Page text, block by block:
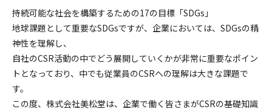
持続可能な社会を構築するための17の目標「SDGs」
地球課題として重要なSDGsですが、企業においては、SDGsの精
神性を理解し、
自社のCSR活動の中でどう展開していくかが非常に重要なポイン
トとなっており、中でも従業員のCSRへの理解は大きな課題で
す。
この度、株式会社美松堂は、企業で働く皆さまがCSRの基礎知識